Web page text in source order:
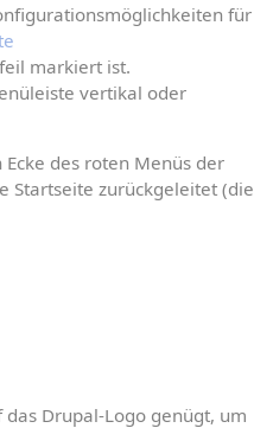
für
markiert ist.
vertikal oder
des roten Menüs der
Startseite zurückgeleitet (die
das Drupal-Logo genügt, um